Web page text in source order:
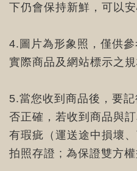
下仍會保持新鮮，可以安
4.圖片為形象照，僅供
實際商品及網站標示之規
5.當您收到商品後，要
否正確，若收到商品與
有瑕疵（運送途中損壞
拍照存證 ; 為保證雙方